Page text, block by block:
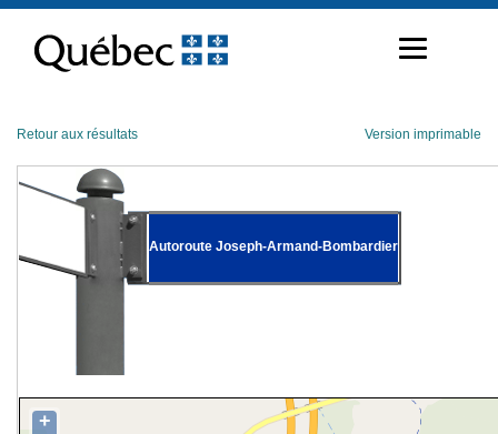
contenu
Retour aux résultats Version imprimable
Autoroute Joseph-Armand-Bombardier
+